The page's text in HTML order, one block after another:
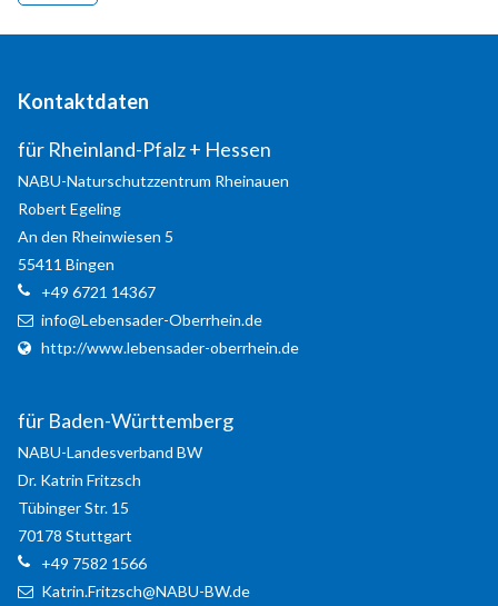
Kontaktdaten
für Rheinland-Pfalz + Hessen
NABU-Naturschutzzentrum Rheinauen
Robert Egeling
An den Rheinwiesen 5
55411 Bingen
+49 6721 14367
info@Lebensader-Oberrhein.de
http://www.lebensader-oberrhein.de
für Baden-Württemberg
NABU-Landesverband BW
Dr. Katrin Fritzsch
Tübinger Str. 15
70178 Stuttgart
+49 7582 1566
Katrin.Fritzsch@NABU-BW.de
Modern & Simple
Lorem ipsum dolor sit amet, consectetuer adipiscing
elit. Aenean commodo ligula eget dolor.
MEHR INFOS
Kontaktdaten